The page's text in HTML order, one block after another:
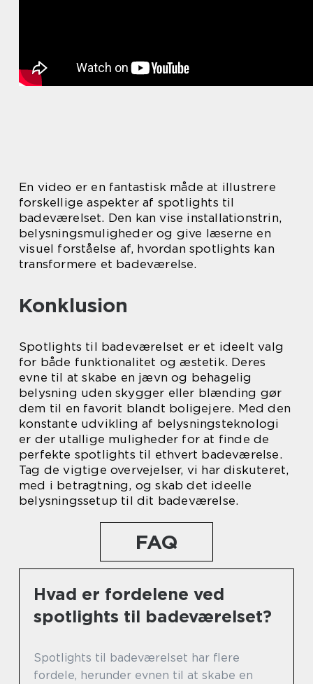
En video er en fantastisk måde at illustrere
forskellige aspekter af spotlights til
badeværelset. Den kan vise installationstrin,
belysningsmuligheder og give læserne en
visuel forståelse af, hvordan spotlights kan
transformere et badeværelse.
Konklusion
Spotlights til badeværelset er et ideelt valg
for både funktionalitet og æstetik. Deres
evne til at skabe en jævn og behagelig
belysning uden skygger eller blænding gør
dem til en favorit blandt boligejere. Med den
konstante udvikling af belysningsteknologi
er der utallige muligheder for at finde de
perfekte spotlights til ethvert badeværelse.
Tag de vigtige overvejelser, vi har diskuteret,
med i betragtning, og skab det ideelle
belysningssetup til dit badeværelse.
FAQ
Hvad er fordelene ved
spotlights til badeværelset?
Spotlights til badeværelset har flere
fordele, herunder evnen til at skabe en